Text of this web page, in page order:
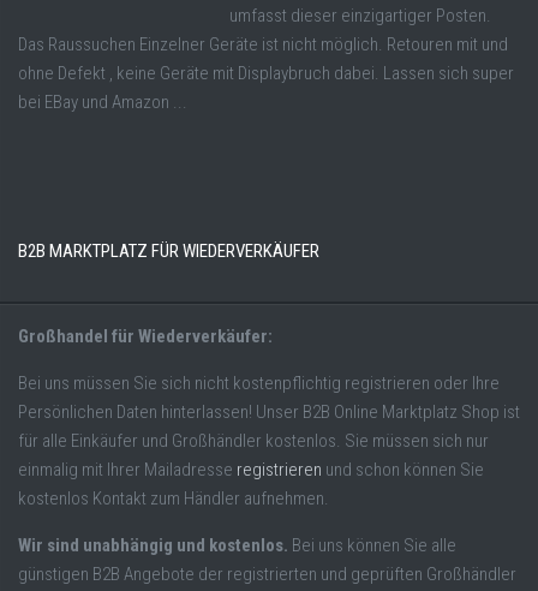
umfasst dieser einzigartiger Posten.
Das Raussuchen Einzelner Geräte ist nicht möglich. Retouren mit und
ohne Defekt , keine Geräte mit Displaybruch dabei. Lassen sich super
bei EBay und Amazon ...
B2B MARKTPLATZ FÜR WIEDERVERKÄUFER
Großhandel für Wiederverkäufer:
Bei uns müssen Sie sich nicht kostenpflichtig registrieren oder Ihre
Persönlichen Daten hinterlassen! Unser B2B Online Marktplatz Shop ist
für alle Einkäufer und Großhändler kostenlos. Sie müssen sich nur
einmalig mit Ihrer Mailadresse registrieren und schon können Sie
kostenlos Kontakt zum Händler aufnehmen.
Wir sind unabhängig und kostenlos. Bei uns können Sie alle
günstigen B2B Angebote der registrierten und geprüften Großhändler